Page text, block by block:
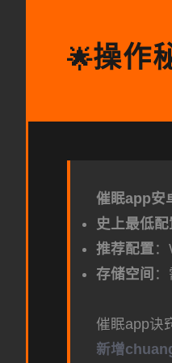
🌟操作
催眠app安
史上最低配
​推荐配置​
​存储空间​
催眠app诀
新增